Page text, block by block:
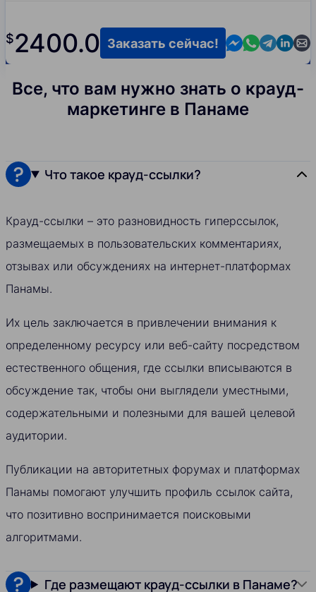
$2400.0 Contact us in
Contact us
Contact
Заказать сейчас!
Все, что вам нужно знать о крауд-
маркетинге в Панаме
Что такое крауд-ссылки?
Крауд-ссылки – это разновидность гиперссылок,
размещаемых в пользовательских комментариях,
отзывах или обсуждениях на интернет-платформах
Панамы.
Их цель заключается в привлечении внимания к
определенному ресурсу или веб-сайту посредством
естественного общения, где ссылки вписываются в
обсуждение так, чтобы они выглядели уместными,
содержательными и полезными для вашей целевой
аудитории.
Публикации на авторитетных форумах и платформах
Панамы помогают улучшить профиль ссылок сайта,
что позитивно воспринимается поисковыми
алгоритмами.
Где размещают крауд-ссылки в Панаме?